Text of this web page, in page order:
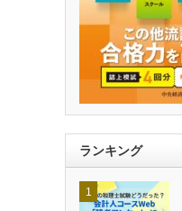
ランキング
1